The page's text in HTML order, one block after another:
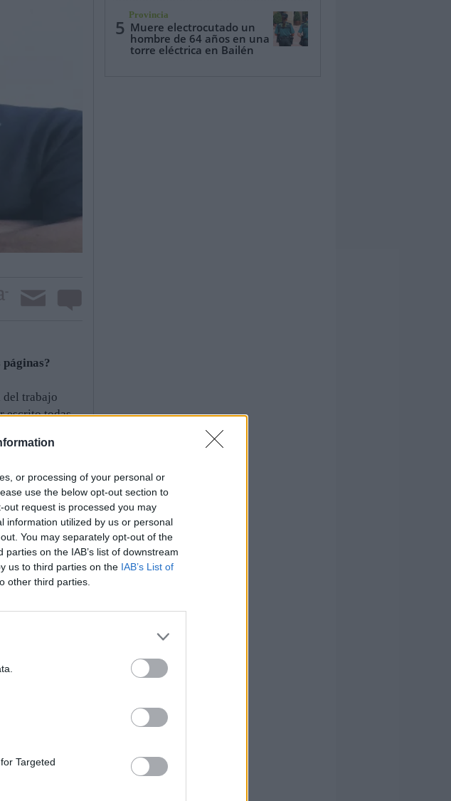
or processing of your personal or
use the below opt-out section to
request is processed you may
information utilized by us or personal
You may separately opt-out of the
on the IAB’s list of downstream
us to third parties on the IAB’s List of
other third parties.
Targeted
del trabajo
escrito todas
lleno de
por ahí
también
hasta por los
Cuarenta
muchas
la
horas de
su discípulo.
obra
Yo no
5
Provincia
Muere electrocutado un
hombre de 64 años en una
torre eléctrica en Bailén